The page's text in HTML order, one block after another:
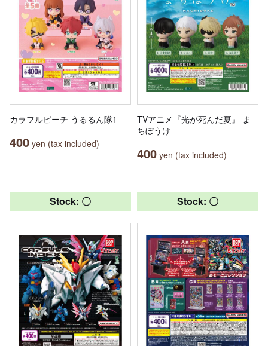
カラフルピーチ うるるん隊1
400 yen (tax included)
TVアニメ『光が死んだ夏』 ま
ちぼうけ
400 yen (tax included)
Stock: 〇 Stock: 〇